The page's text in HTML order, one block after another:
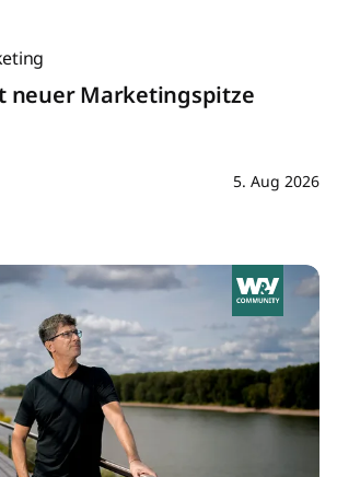
neuer Marketingspitze
5. Aug 2026